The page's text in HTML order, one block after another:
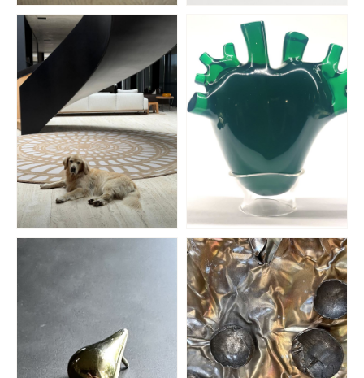
Mosh
BIOMATERIALES
Terrible Enfant
CINTURONES
ALFOMBRAS REINOS
Amnistía Internacional
CAUSA